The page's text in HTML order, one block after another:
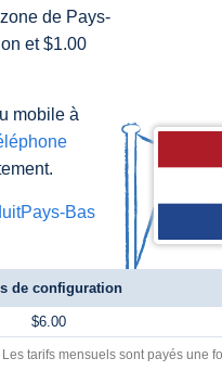
de Pays-
et $1.00
mobile à
Bas
de configuration
$6.00
tarifs mensuels sont payés une